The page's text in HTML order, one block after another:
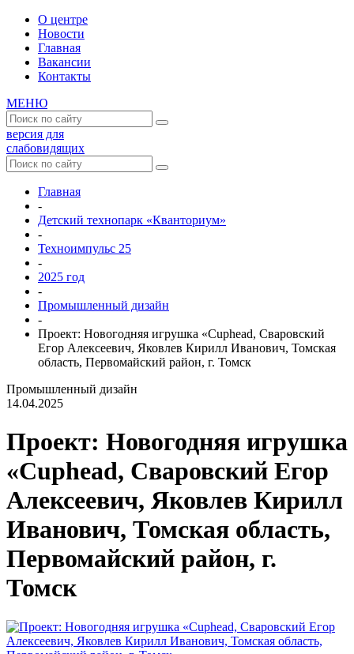
О центре
Новости
Главная
Вакансии
Контакты
МЕНЮ
версия для
слабовидящих
Главная
-
Детский технопарк «Кванториум»
-
Техноимпульс 25
-
2025 год
-
Промышленный дизайн
-
Проект: Новогодняя игрушка «Cuphead, Сваровский
Егор Алексеевич, Яковлев Кирилл Иванович, Томская
область, Первомайский район, г. Томск
Промышленный дизайн
14.04.2025
Проект: Новогодняя игрушка
«Cuphead, Сваровский Егор
Алексеевич, Яковлев Кирилл
Иванович, Томская область,
Первомайский район, г.
Томск